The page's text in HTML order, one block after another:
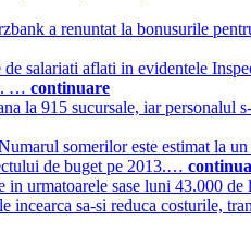
a renuntat la bonusurile
salariati aflati in evidentele
… continuare
la 915 sucursale, iar personalul
somerilor este estimat la
de buget pe 2013.…
urmatoarele sase luni 43.000
incearca sa-si reduca costurile,